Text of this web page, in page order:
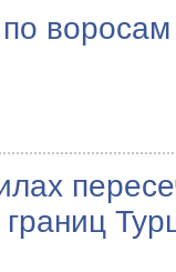
воросам